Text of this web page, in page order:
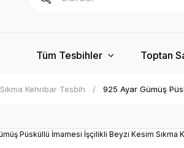
Tüm Tesbihler Toptan
Sıkma Kehribar Tesbih 925 Ayar Gümüş